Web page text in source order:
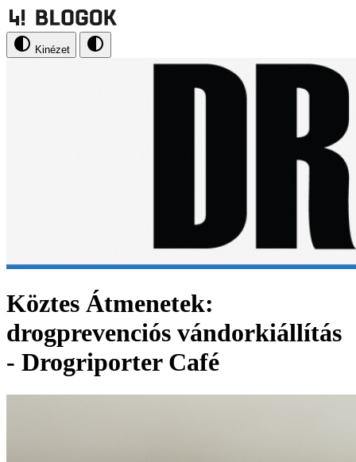
Kinézet
Köztes Átmenetek:
drogprevenciós vándorkiállítás
- Drogriporter Café